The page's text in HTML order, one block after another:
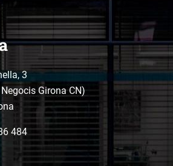
3
Girona CN)
484